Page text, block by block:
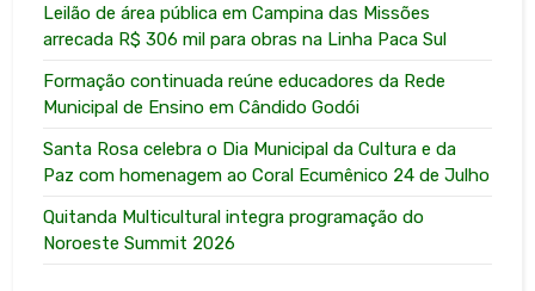
Leilão de área pública em Campina das Missões
arrecada R$ 306 mil para obras na Linha Paca Sul
Formação continuada reúne educadores da Rede
Municipal de Ensino em Cândido Godói
Santa Rosa celebra o Dia Municipal da Cultura e da
Paz com homenagem ao Coral Ecumênico 24 de Julho
Quitanda Multicultural integra programação do
Noroeste Summit 2026